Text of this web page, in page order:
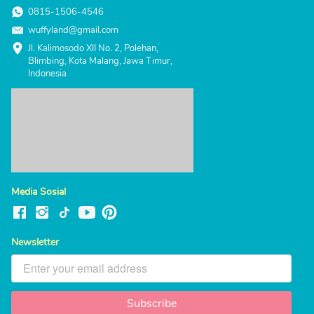
0815-1506-4546
wuffyland@gmail.com
Jl. Kalimosodo XII No. 2, Polehan,
Blimbing, Kota Malang, Jawa Timur,
Indonesia
Media Sosial
Newsletter
`Subscribe